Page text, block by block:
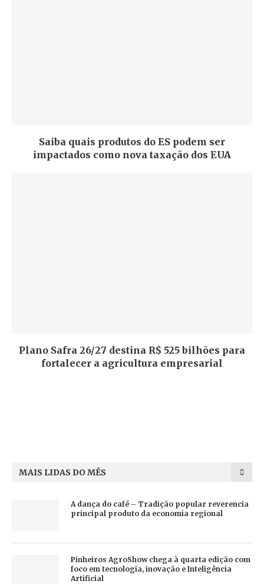
Saiba quais produtos do ES podem ser
impactados como nova taxação dos EUA
Plano Safra 26/27 destina R$ 525 bilhões para
fortalecer a agricultura empresarial
MAIS LIDAS DO MÊS
A dança do café – Tradição popular reverencia
principal produto da economia regional
Pinheiros AgroShow chega à quarta edição com
foco em tecnologia, inovação e Inteligência
Artificial